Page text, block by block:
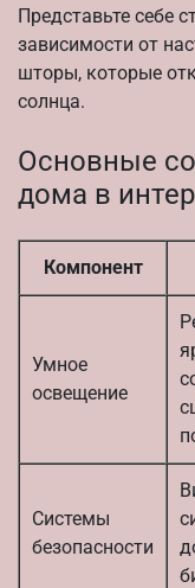
Представьте себе
зависимости от
шторы, которые
солнца.
Основные
дома в
Компонент
Умное
освещение
Системы
безопасности